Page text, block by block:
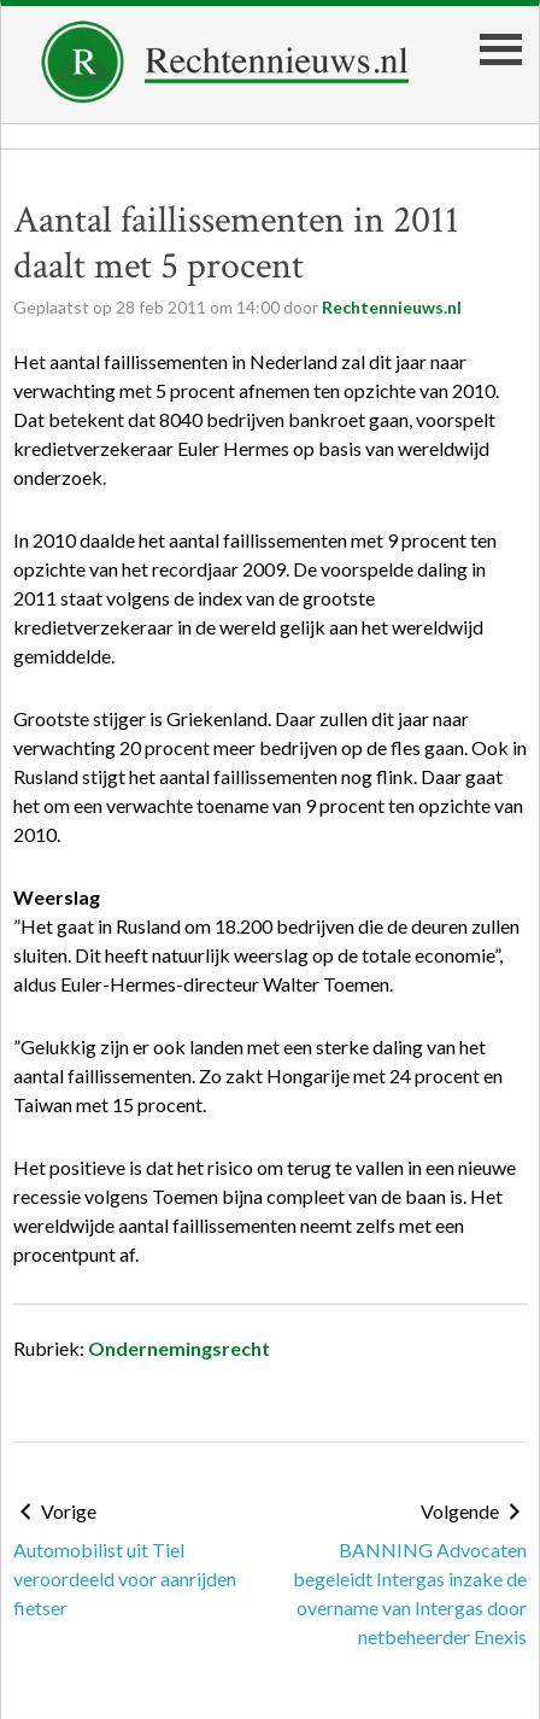
Aantal faillissementen in 2011
daalt met 5 procent
Geplaatst op 28 feb 2011 om 14:00 door Rechtennieuws.nl
Het aantal faillissementen in Nederland zal dit jaar naar
verwachting met 5 procent afnemen ten opzichte van 2010.
Dat betekent dat 8040 bedrijven bankroet gaan, voorspelt
kredietverzekeraar Euler Hermes op basis van wereldwijd
onderzoek.
In 2010 daalde het aantal faillissementen met 9 procent ten
opzichte van het recordjaar 2009. De voorspelde daling in
2011 staat volgens de index van de grootste
kredietverzekeraar in de wereld gelijk aan het wereldwijd
gemiddelde.
Grootste stijger is Griekenland. Daar zullen dit jaar naar
verwachting 20 procent meer bedrijven op de fles gaan. Ook in
Rusland stijgt het aantal faillissementen nog flink. Daar gaat
het om een verwachte toename van 9 procent ten opzichte van
2010.
Weerslag
”Het gaat in Rusland om 18.200 bedrijven die de deuren zullen
sluiten. Dit heeft natuurlijk weerslag op de totale economie”,
aldus Euler-Hermes-directeur Walter Toemen.
”Gelukkig zijn er ook landen met een sterke daling van het
aantal faillissementen. Zo zakt Hongarije met 24 procent en
Taiwan met 15 procent.
Het positieve is dat het risico om terug te vallen in een nieuwe
recessie volgens Toemen bijna compleet van de baan is. Het
wereldwijde aantal faillissementen neemt zelfs met een
procentpunt af.
Rubriek: Ondernemingsrecht
Vorige
Automobilist uit Tiel
veroordeeld voor aanrijden
fietser
Volgende
BANNING Advocaten
begeleidt Intergas inzake de
overname van Intergas door
netbeheerder Enexis